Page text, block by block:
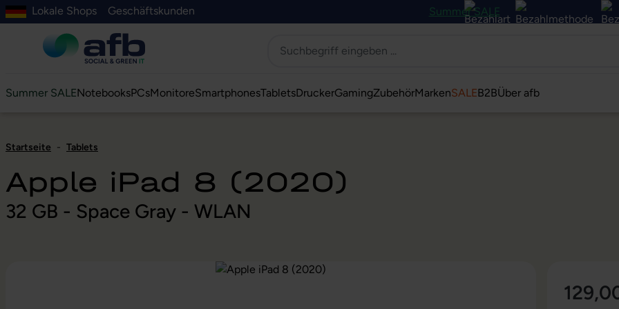
springen
Suche springen
Zur Hauptnavigation springen
Zur Navigation der B2B-Plattform springen
Lokale Shops Geschäftskunden Summer SALE
Summer SALENotebooksPCsMonitoreSmartphonesTabletsDruckerGamingZubehörMarkenSALEB2BÜber afb
Startseite - Tablets
Apple iPad 8 (2020)
32 GB - Space Gray - WLAN